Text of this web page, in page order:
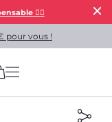
👯‍♀️
pour vous !
(has more options